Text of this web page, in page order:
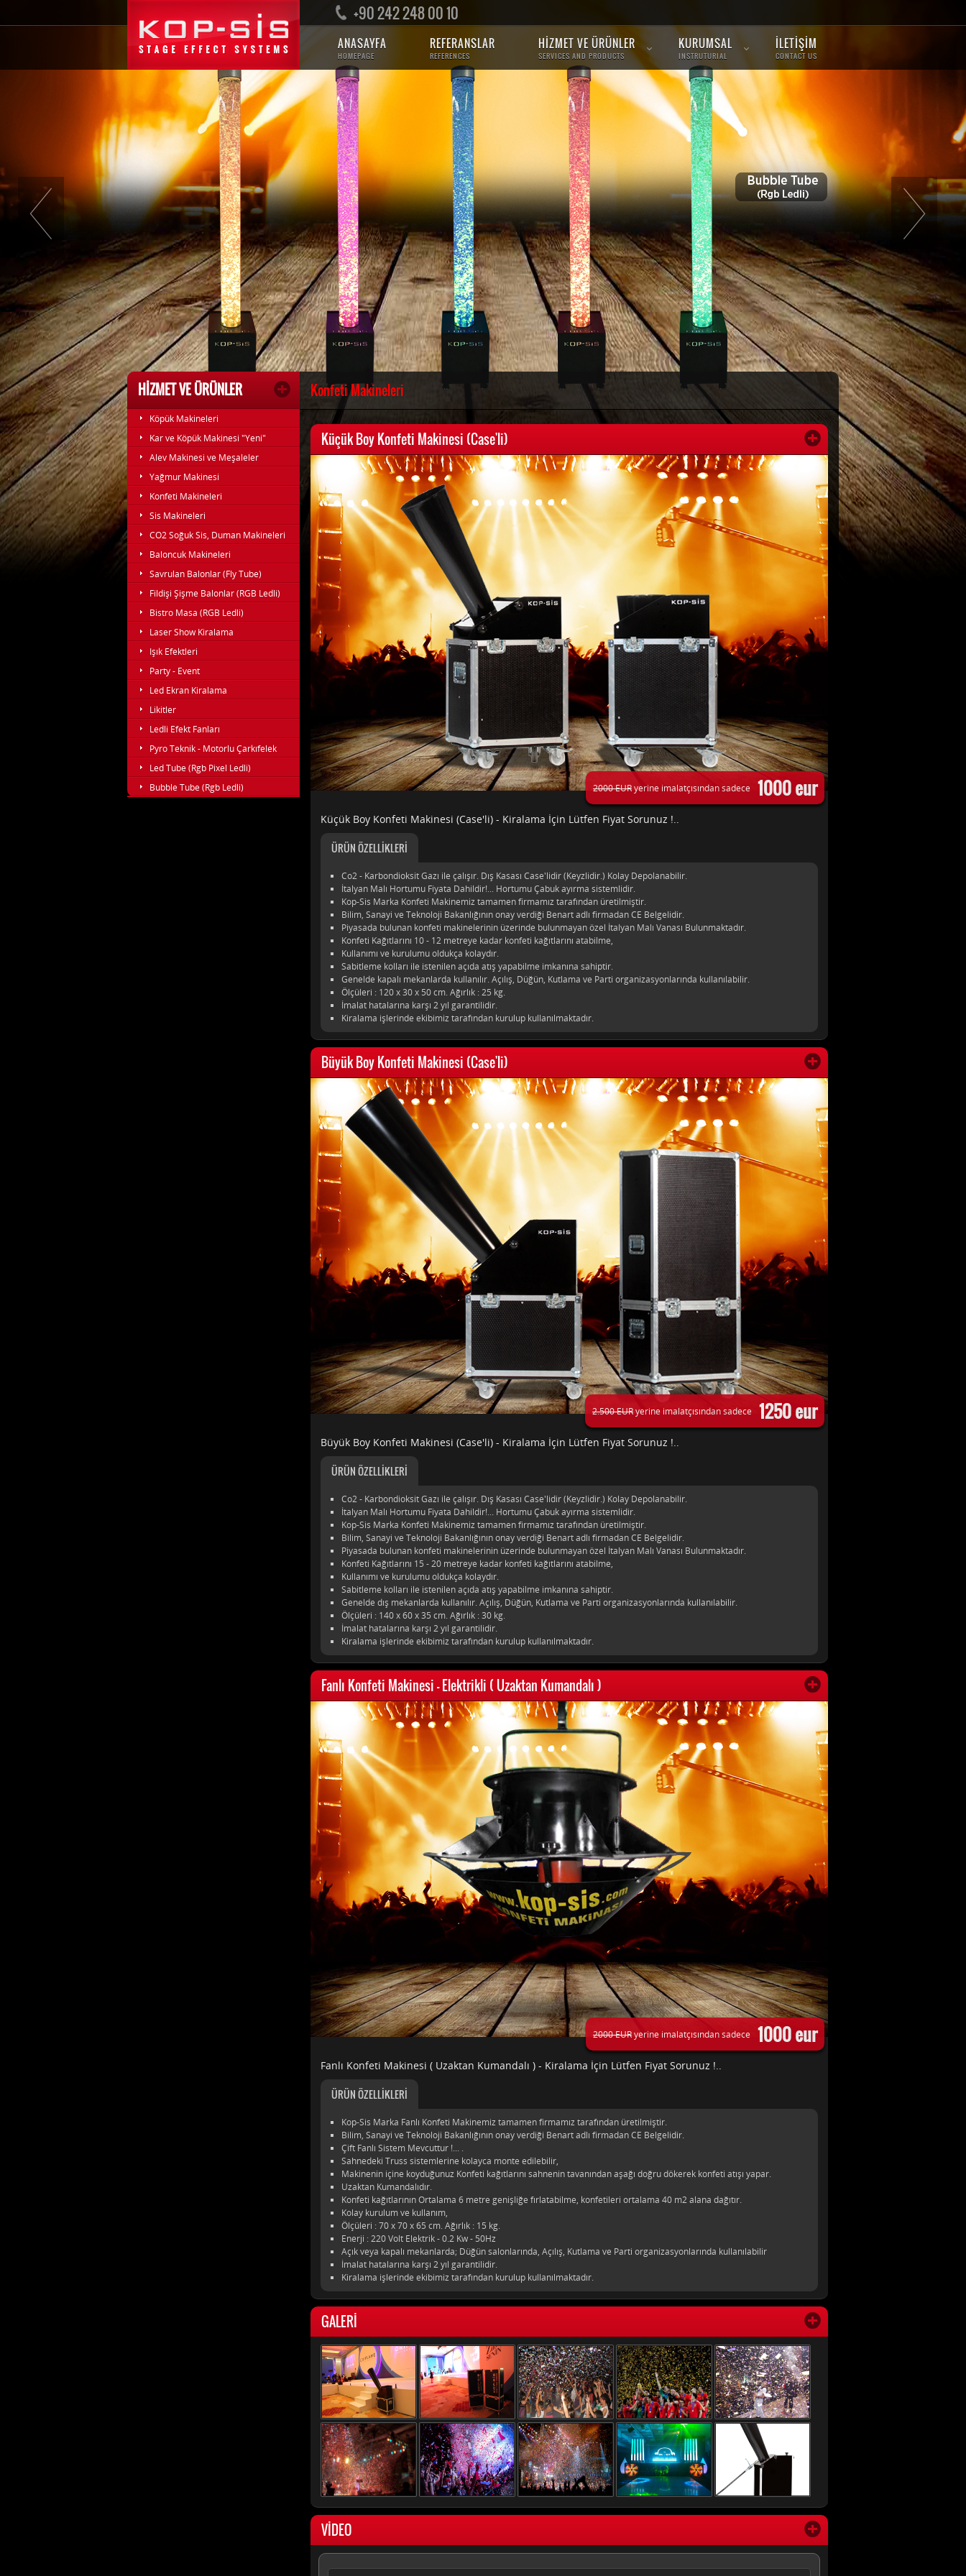
+90 242 248 00 10
İLETİŞİM
CONTACT US
KURUMSAL
INSTRUTURIAL
HİZMET VE ÜRÜNLER
SERVICES AND PRODUCTS
REFERANSLAR
REFERENCES
ANASAYFA
HOMEPAGE
HİZMET VE ÜRÜNLER
Köpük Makineleri
Kar ve Köpük Makinesi "Yeni"
Alev Makinesi ve Meşaleler
Yağmur Makinesi
Konfeti Makineleri
Sis Makineleri
CO2 Soğuk Sis, Duman Makineleri
Baloncuk Makineleri
Savrulan Balonlar (Fly Tube)
Fildişi Şişme Balonlar (RGB Ledli)
Bistro Masa (RGB Ledli)
Laser Show Kiralama
Işık Efektleri
Party - Event
Led Ekran Kiralama
Likitler
Ledli Efekt Fanları
Pyro Teknik - Motorlu Çarkıfelek
Led Tube (Rgb Pixel Ledli)
Bubble Tube (Rgb Ledli)
Konfeti Makineleri
Küçük Boy Konfeti Makinesi (Case'li)
2000 EURyerine imalatçısından sadece 1000 eur
Küçük Boy Konfeti Makinesi (Case'li) - Kiralama İçin Lütfen Fiyat Sorunuz !..
ÜRÜN ÖZELLİKLERİ
Co2 - Karbondioksit Gazı ile çalışır. Dış Kasası Case'lidir (Keyzlidir.) Kolay Depolanabilir.
İtalyan Malı Hortumu Fiyata Dahildir!... Hortumu Çabuk ayırma sistemlidir.
Kop-Sis Marka Konfeti Makinemiz tamamen firmamız tarafından üretilmiştir.
Bilim, Sanayi ve Teknoloji Bakanlığının onay verdiği Benart adlı firmadan CE Belgelidir.
Piyasada bulunan konfeti makinelerinin üzerinde bulunmayan özel İtalyan Malı Vanası Bulunmaktadır.
Konfeti Kağıtlarını 10 - 12 metreye kadar konfeti kağıtlarını atabilme,
Kullanımı ve kurulumu oldukça kolaydır.
Sabitleme kolları ile istenilen açıda atış yapabilme imkanına sahiptir.
Genelde kapalı mekanlarda kullanılır. Açılış, Düğün, Kutlama ve Parti organizasyonlarında kullanılabilir.
Ölçüleri : 120 x 30 x 50 cm. Ağırlık : 25 kg.
İmalat hatalarına karşı 2 yıl garantilidir.
Kiralama işlerinde ekibimiz tarafından kurulup kullanılmaktadır.
Büyük Boy Konfeti Makinesi (Case'li)
2.500 EURyerine imalatçısından sadece 1250 eur
Büyük Boy Konfeti Makinesi (Case'li) - Kiralama İçin Lütfen Fiyat Sorunuz !..
ÜRÜN ÖZELLİKLERİ
Co2 - Karbondioksit Gazı ile çalışır. Dış Kasası Case'lidir (Keyzlidir.) Kolay Depolanabilir.
İtalyan Malı Hortumu Fiyata Dahildir!... Hortumu Çabuk ayırma sistemlidir.
Kop-Sis Marka Konfeti Makinemiz tamamen firmamız tarafından üretilmiştir.
Bilim, Sanayi ve Teknoloji Bakanlığının onay verdiği Benart adlı firmadan CE Belgelidir.
Piyasada bulunan konfeti makinelerinin üzerinde bulunmayan özel İtalyan Malı Vanası Bulunmaktadır.
Konfeti Kağıtlarını 15 - 20 metreye kadar konfeti kağıtlarını atabilme,
Kullanımı ve kurulumu oldukça kolaydır.
Sabitleme kolları ile istenilen açıda atış yapabilme imkanına sahiptir.
Genelde dış mekanlarda kullanılır. Açılış, Düğün, Kutlama ve Parti organizasyonlarında kullanılabilir.
Ölçüleri : 140 x 60 x 35 cm. Ağırlık : 30 kg.
İmalat hatalarına karşı 2 yıl garantilidir.
Kiralama işlerinde ekibimiz tarafından kurulup kullanılmaktadır.
Fanlı Konfeti Makinesi - Elektrikli ( Uzaktan Kumandalı )
2000 EURyerine imalatçısından sadece 1000 eur
Fanlı Konfeti Makinesi ( Uzaktan Kumandalı ) - Kiralama İçin Lütfen Fiyat Sorunuz !..
ÜRÜN ÖZELLİKLERİ
Kop-Sis Marka Fanlı Konfeti Makinemiz tamamen firmamız tarafından üretilmiştir.
Bilim, Sanayi ve Teknoloji Bakanlığının onay verdiği Benart adlı firmadan CE Belgelidir.
Çift Fanlı Sistem Mevcuttur !... .
Sahnedeki Truss sistemlerine kolayca monte edilebilir,
Makinenin içine koyduğunuz Konfeti kağıtlarını sahnenin tavanından aşağı doğru dökerek konfeti atışı yapar.
Uzaktan Kumandalıdır.
Konfeti kağıtlarının Ortalama 6 metre genişliğe fırlatabilme, konfetileri ortalama 40 m2 alana dağıtır.
Kolay kurulum ve kullanım,
Ölçüleri : 70 x 70 x 65 cm. Ağırlık : 15 kg.
Enerji : 220 Volt Elektrik - 0.2 Kw - 50Hz
Açık veya kapalı mekanlarda; Düğün salonlarında, Açılış, Kutlama ve Parti organizasyonlarında kullanılabilir
İmalat hatalarına karşı 2 yıl garantilidir.
Kiralama işlerinde ekibimiz tarafından kurulup kullanılmaktadır.
GALERİ
VİDEO